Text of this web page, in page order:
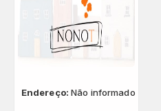
Endereço:Não informado
QUAL SUA LOCALIZAÇÃO?